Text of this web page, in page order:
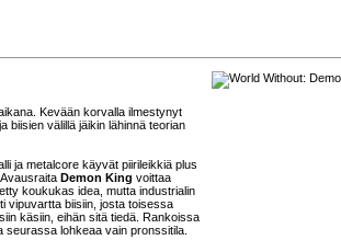
Kevään korvalla ilmestynyt
biisien välillä jäikin lähinnä teorian
ja metalcore käyvät piirileikkiä plus
Demon King voittaa
koukukas idea, mutta industrialin
vipuvartta biisiin, josta toisessa
käsiin, eihän sitä tiedä. Rankoissa
lohkeaa vain pronssitila.